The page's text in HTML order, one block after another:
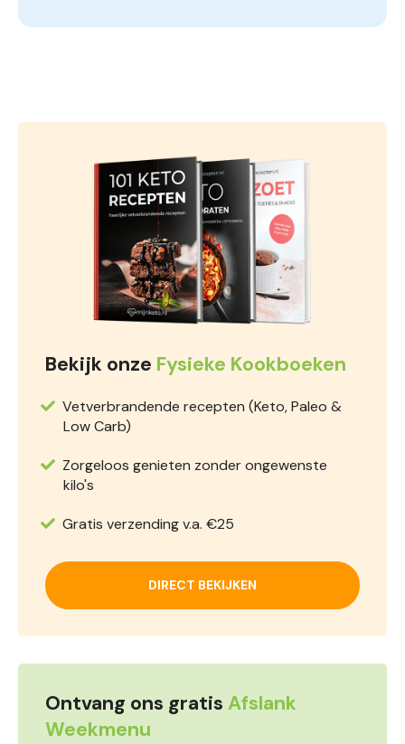
Bekijk onze Fysieke Kookboeken
Vetverbrandende recepten (Keto, Paleo &
Low Carb)
Zorgeloos genieten zonder ongewenste
kilo's
Gratis verzending v.a. €25
DIRECT BEKIJKEN
Ontvang ons gratis Afslank
Weekmenu